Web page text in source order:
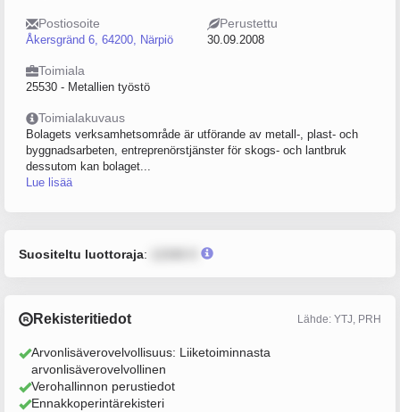
Postiosoite
Åkersgränd 6, 64200, Närpiö
Perustettu
30.09.2008
Toimiala
25530 - Metallien työstö
Toimialakuvaus
Bolagets verksamhetsområde är utförande av metall-, plast- och
byggnadsarbeten, entreprenörstjänster för skogs- och lantbruk
dessutom kan bolaget...
Lue lisää
Suositeltu luottoraja:
Rekisteritiedot Lähde: YTJ, PRH
Arvonlisäverovelvollisuus: Liiketoiminnasta
arvonlisäverovelvollinen
Verohallinnon perustiedot
Ennakkoperintärekisteri